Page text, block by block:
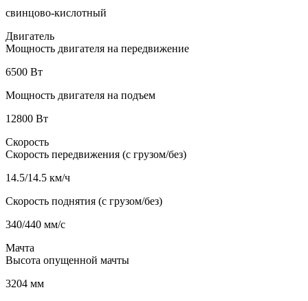
свинцово-кислотный
Двигатель
Мощность двигателя на передвижение
6500 Вт
Мощность двигателя на подъем
12800 Вт
Скорость
Скорость передвижения (с грузом/без)
14.5/14.5 км/ч
Скорость поднятия (с грузом/без)
340/440 мм/с
Мачта
Высота опущенной мачты
3204 мм